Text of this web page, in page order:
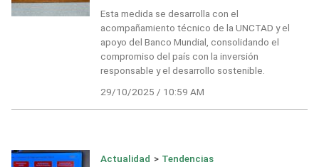
Esta medida se desarrolla con el
acompañamiento técnico de la UNCTAD y el
apoyo del Banco Mundial, consolidando el
compromiso del país con la inversión
responsable y el desarrollo sostenible.
29/10/2025 / 10:59 AM
Actualidad > Tendencias